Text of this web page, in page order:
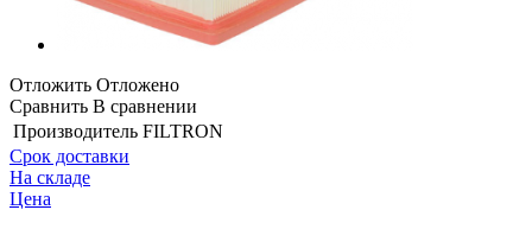
Отложить Отложено
Сравнить В сравнении
Производитель FILTRON
Срок доставки
На складе
Цена